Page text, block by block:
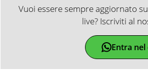
Vuoi essere sempre aggiornato
live? Iscriviti al
Entra